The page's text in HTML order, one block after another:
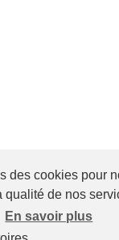
des cookies pour
qualité de nos
En savoir plus